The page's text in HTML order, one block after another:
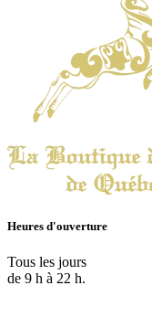
Heures d'ouverture
Tous les jours
de 9 h à 22 h.